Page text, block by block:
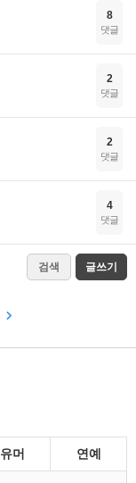
8
댓글
2
댓글
2
댓글
4
댓글
검색 글쓰기
유머 연예